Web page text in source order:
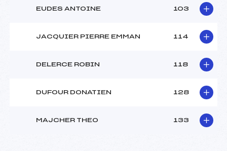
EUDES ANTOINE 103
JACQUIER PIERRE EMMAN 114
DELERCE ROBIN 118
DUFOUR DONATIEN 128
MAJCHER THEO 133